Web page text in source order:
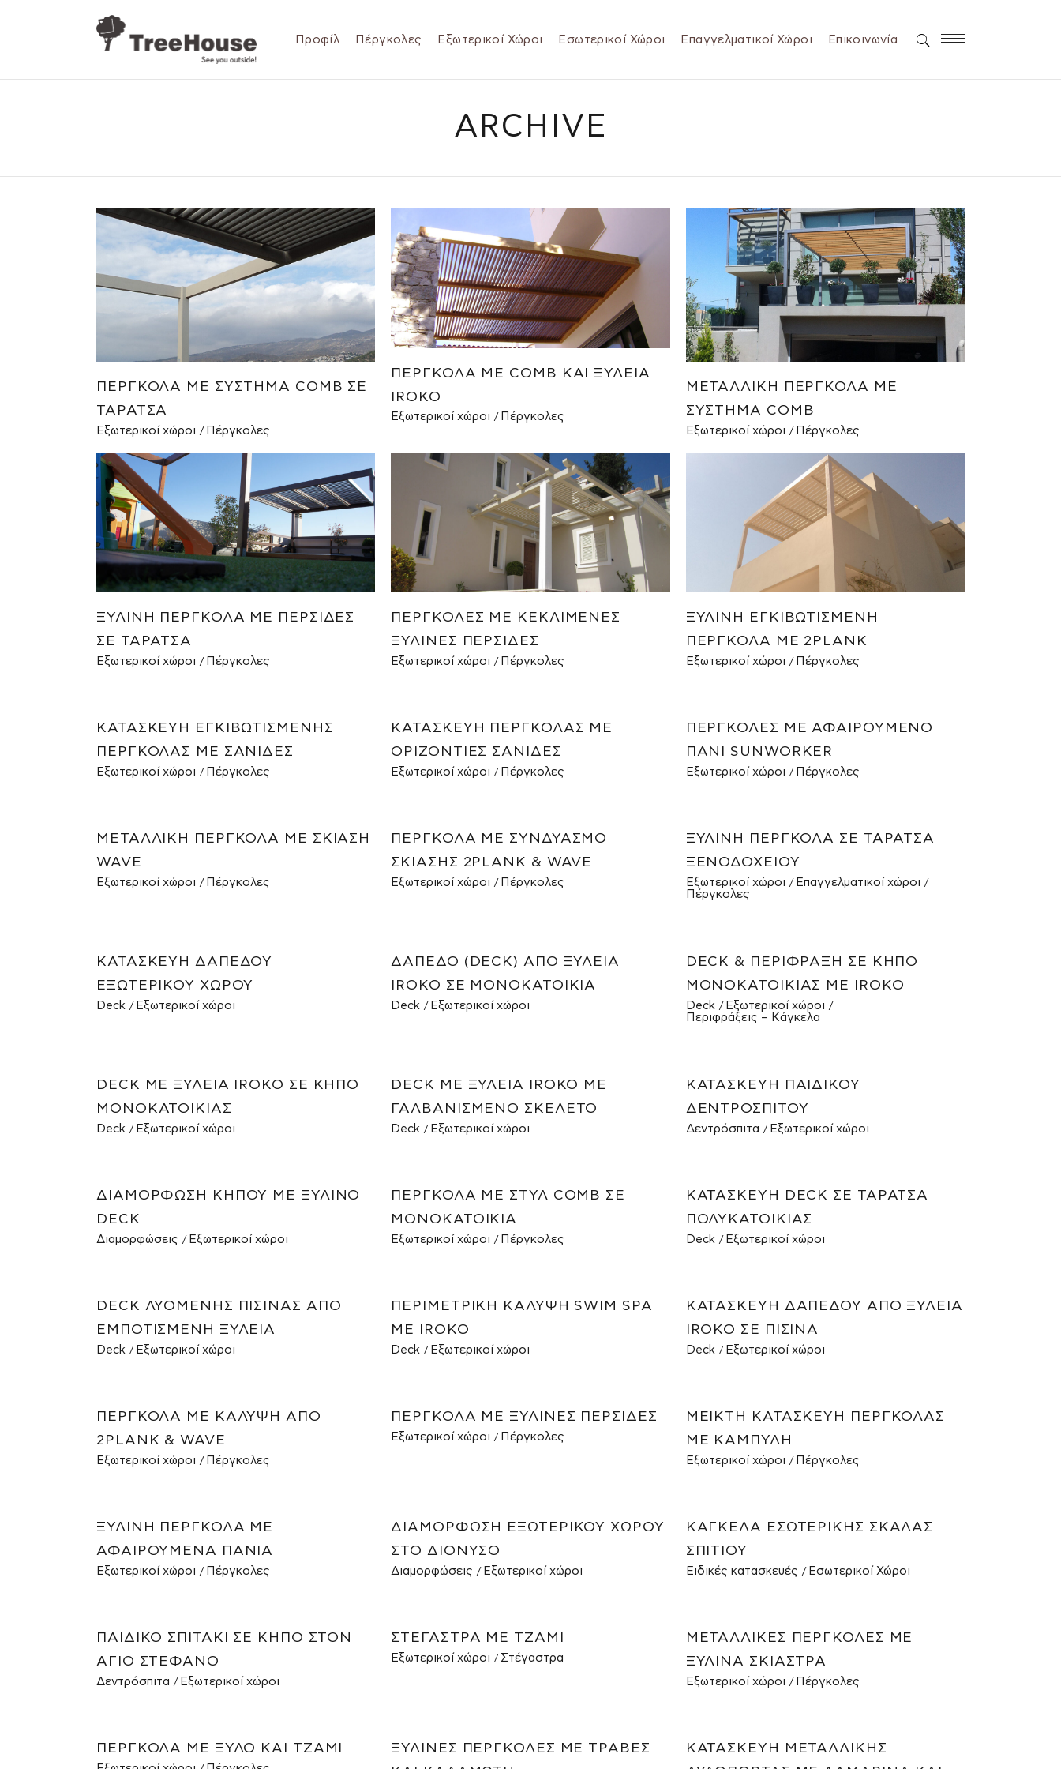
Προφίλ Πέργκολες Εξωτερικοί Χώροι Εσωτερικοί Χώροι Επαγγελματικοί Χώροι Επικοινωνία
ARCHIVE
ΠΈΡΓΚΟΛΑ ΜΕ ΣΎΣΤΗΜΑ COMB ΣΕ
ΤΑΡΆΤΣΑ
Εξωτερικοί χώροι Πέργκολες
ΠΈΡΓΚΟΛΑ ΜΕ COMB ΚΑΙ ΞΥΛΕΊΑ
IROKO
Εξωτερικοί χώροι Πέργκολες
ΜΕΤΑΛΛΙΚΉ ΠΈΡΓΚΟΛΑ ΜΕ
ΣΎΣΤΗΜΑ COMB
Εξωτερικοί χώροι Πέργκολες
ΞΎΛΙΝΗ ΠΈΡΓΚΟΛΑ ΜΕ ΠΕΡΣΊΔΕΣ
ΣΕ ΤΑΡΆΤΣΑ
Εξωτερικοί χώροι Πέργκολες
ΠΈΡΓΚΟΛΕΣ ΜΕ ΚΕΚΛΙΜΈΝΕΣ
ΞΎΛΙΝΕΣ ΠΕΡΣΊΔΕΣ
Εξωτερικοί χώροι Πέργκολες
ΞΎΛΙΝΗ ΕΓΚΙΒΩΤΙΣΜΈΝΗ
ΠΈΡΓΚΟΛΑ ΜΕ 2PLANK
Εξωτερικοί χώροι Πέργκολες
ΚΑΤΑΣΚΕΥΉ ΕΓΚΙΒΩΤΙΣΜΈΝΗΣ
ΠΈΡΓΚΟΛΑΣ ΜΕ ΣΑΝΊΔΕΣ
Εξωτερικοί χώροι Πέργκολες
ΚΑΤΑΣΚΕΥΉ ΠΈΡΓΚΟΛΑΣ ΜΕ
ΟΡΙΖΌΝΤΙΕΣ ΣΑΝΊΔΕΣ
Εξωτερικοί χώροι Πέργκολες
ΠΈΡΓΚΟΛΕΣ ΜΕ ΑΦΑΙΡΟΎΜΕΝΟ
ΠΑΝΊ SUNWORKER
Εξωτερικοί χώροι Πέργκολες
ΜΕΤΑΛΛΙΚΉ ΠΈΡΓΚΟΛΑ ΜΕ ΣΚΊΑΣΗ
WAVE
Εξωτερικοί χώροι Πέργκολες
ΠΈΡΓΚΟΛΑ ΜΕ ΣΥΝΔΥΑΣΜΌ
ΣΚΊΑΣΗΣ 2PLANK & WAVE
Εξωτερικοί χώροι Πέργκολες
ΞΎΛΙΝΗ ΠΈΡΓΚΟΛΑ ΣΕ ΤΑΡΆΤΣΑ
ΞΕΝΟΔΟΧΕΊΟΥ
Εξωτερικοί χώροι
Επαγγελματικοί χώροι
Πέργκολες
ΚΑΤΑΣΚΕΥΉ ΔΑΠΈΔΟΥ
ΕΞΩΤΕΡΙΚΟΎ ΧΏΡΟΥ
Deck Εξωτερικοί χώροι
ΔΆΠΕΔΟ (DECK) ΑΠΌ ΞΥΛΕΊΑ
IROKO ΣΕ ΜΟΝΟΚΑΤΟΙΚΊΑ
Deck Εξωτερικοί χώροι
DECK & ΠΕΡΊΦΡΑΞΗ ΣΕ ΚΉΠΟ
ΜΟΝΟΚΑΤΟΙΚΊΑΣ ΜΕ IROKO
Deck
Εξωτερικοί χώροι
Περιφράξεις – Κάγκελα
DECK ΜΕ ΞΥΛΕΊΑ IROKO ΣΕ ΚΉΠΟ
ΜΟΝΟΚΑΤΟΙΚΊΑΣ
Deck Εξωτερικοί χώροι
DECK ΜΕ ΞΥΛΕΊΑ IROKO ΜΕ
ΓΑΛΒΑΝΙΣΜΈΝΟ ΣΚΕΛΕΤΌ
Deck Εξωτερικοί χώροι
ΚΑΤΑΣΚΕΥΉ ΠΑΙΔΙΚΟΎ
ΔΕΝΤΡΌΣΠΙΤΟΥ
Δεντρόσπιτα Εξωτερικοί χώροι
ΔΙΑΜΌΡΦΩΣΗ ΚΉΠΟΥ ΜΕ ΞΎΛΙΝΟ
DECK
Διαμορφώσεις Εξωτερικοί χώροι
ΠΈΡΓΚΟΛΑ ΜΕ ΣΤΥΛ COMB ΣΕ
ΜΟΝΟΚΑΤΟΙΚΊΑ
Εξωτερικοί χώροι Πέργκολες
ΚΑΤΑΣΚΕΥΉ DECK ΣΕ ΤΑΡΆΤΣΑ
ΠΟΛΥΚΑΤΟΙΚΊΑΣ
Deck Εξωτερικοί χώροι
DECK ΛΥΌΜΕΝΗΣ ΠΙΣΊΝΑΣ ΑΠΌ
ΕΜΠΟΤΙΣΜΈΝΗ ΞΥΛΕΊΑ
Deck Εξωτερικοί χώροι
ΠΕΡΙΜΕΤΡΙΚΉ ΚΆΛΥΨΗ SWIM SPA
ΜΕ IROKO
Deck Εξωτερικοί χώροι
ΚΑΤΑΣΚΕΥΉ ΔΑΠΈΔΟΥ ΑΠΌ ΞΥΛΕΊΑ
IROKO ΣΕ ΠΙΣΊΝΑ
Deck Εξωτερικοί χώροι
ΠΈΡΓΚΟΛΑ ΜΕ ΚΆΛΥΨΗ ΑΠΌ
2PLANK & WAVE
Εξωτερικοί χώροι Πέργκολες
ΠΈΡΓΚΟΛΑ ΜΕ ΞΎΛΙΝΕΣ ΠΕΡΣΊΔΕΣ
Εξωτερικοί χώροι Πέργκολες
ΜΕΙΚΤΉ ΚΑΤΑΣΚΕΥΉ ΠΈΡΓΚΟΛΑΣ
ΜΕ ΚΑΜΠΎΛΗ
Εξωτερικοί χώροι Πέργκολες
ΞΎΛΙΝΗ ΠΈΡΓΚΟΛΑ ΜΕ
ΑΦΑΙΡΟΎΜΕΝΑ ΠΑΝΙΆ
Εξωτερικοί χώροι Πέργκολες
ΔΙΑΜΌΡΦΩΣΗ ΕΞΩΤΕΡΙΚΟΎ ΧΏΡΟΥ
ΣΤΟ ΔΙΌΝΥΣΟ
Διαμορφώσεις Εξωτερικοί χώροι
ΚΆΓΚΕΛΑ ΕΣΩΤΕΡΙΚΉΣ ΣΚΆΛΑΣ
ΣΠΙΤΙΟΎ
Ειδικές κατασκευές Εσωτερικοί Χώροι
ΠΑΙΔΙΚΌ ΣΠΙΤΆΚΙ ΣΕ ΚΉΠΟ ΣΤΟΝ
ΆΓΙΟ ΣΤΈΦΑΝΟ
Δεντρόσπιτα Εξωτερικοί χώροι
ΣΤΈΓΑΣΤΡΑ ΜΕ ΤΖΆΜΙ
Εξωτερικοί χώροι Στέγαστρα
ΜΕΤΑΛΛΙΚΈΣ ΠΈΡΓΚΟΛΕΣ ΜΕ
ΞΎΛΙΝΑ ΣΚΊΑΣΤΡΑ
Εξωτερικοί χώροι Πέργκολες
ΠΈΡΓΚΟΛΑ ΜΕ ΞΎΛΟ ΚΑΙ ΤΖΆΜΙ
ΞΎΛΙΝΕΣ ΠΈΡΓΚΟΛΕΣ ΜΕ ΤΡΆΒΕΣ
ΚΑΤΑΣΚΕΥΉ ΜΕΤΑΛΛΙΚΉΣ